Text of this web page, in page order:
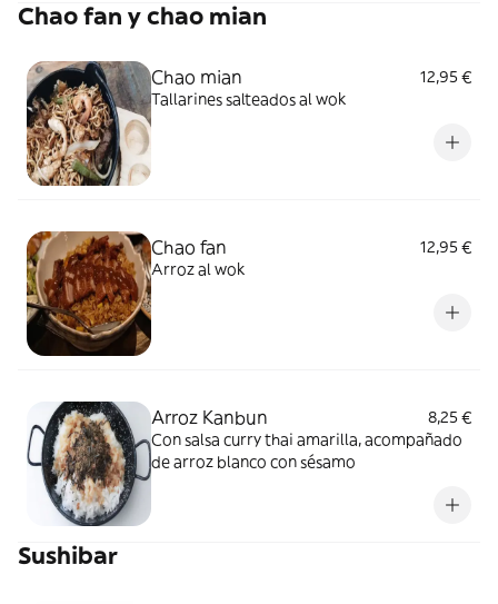
Chao fan y chao mian
Chao mian
12,95 €
Tallarines salteados al wok
Chao fan
12,95 €
Arroz al wok
Arroz Kanbun
8,25 €
Con salsa curry thai amarilla, acompañado
de arroz blanco con sésamo
Sushibar